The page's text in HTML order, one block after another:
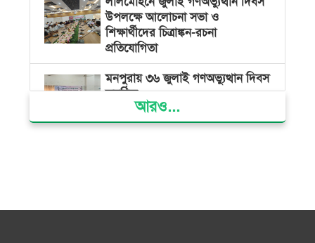
উপলক্ষে আলোচনা সভা ও
শিক্ষার্থীদের চিত্রাঙ্কন-রচনা
প্রতিযোগিতা
মনপুরায় ৩৬ জুলাই গণঅভ্যুত্থান দিবস
অনুষ্ঠিত
দৌলতখানে গণঅভ্যুত্থান দিবস পালন
আরও...